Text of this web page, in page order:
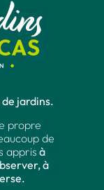
jardins.
propre
de
apprisà
à